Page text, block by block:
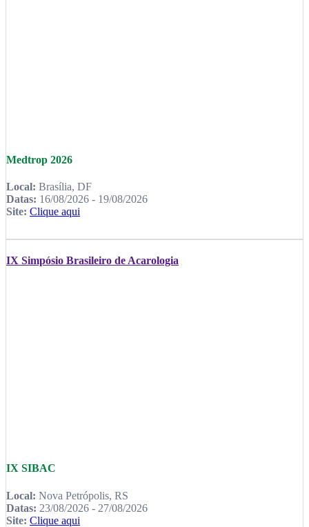
Medtrop 2026
Local: Brasília, DF
Datas: 16/08/2026 - 19/08/2026
Site: Clique aqui
IX Simpósio Brasileiro de Acarologia
IX SIBAC
Local: Nova Petrópolis, RS
Datas: 23/08/2026 - 27/08/2026
Site: Clique aqui